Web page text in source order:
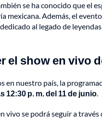
se ha conocido que el
mexicana. Además, el
al legado de
el show en vivo
en nuestro país, la
12:30 p. m. del 11 de junio.
vivo se podrá seguir a